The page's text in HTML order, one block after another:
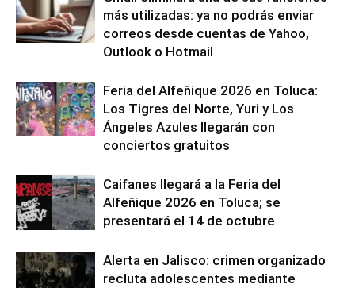
más utilizadas: ya no podrás enviar
correos desde cuentas de Yahoo,
Outlook o Hotmail
Feria del Alfeñique 2026 en Toluca:
Los Tigres del Norte, Yuri y Los
Ángeles Azules llegarán con
conciertos gratuitos
Caifanes llegará a la Feria del
Alfeñique 2026 en Toluca; se
presentará el 14 de octubre
Alerta en Jalisco: crimen organizado
recluta adolescentes mediante